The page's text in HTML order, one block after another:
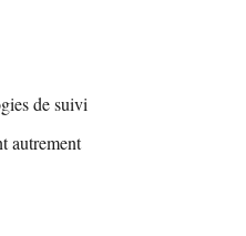
de suivi
autrement